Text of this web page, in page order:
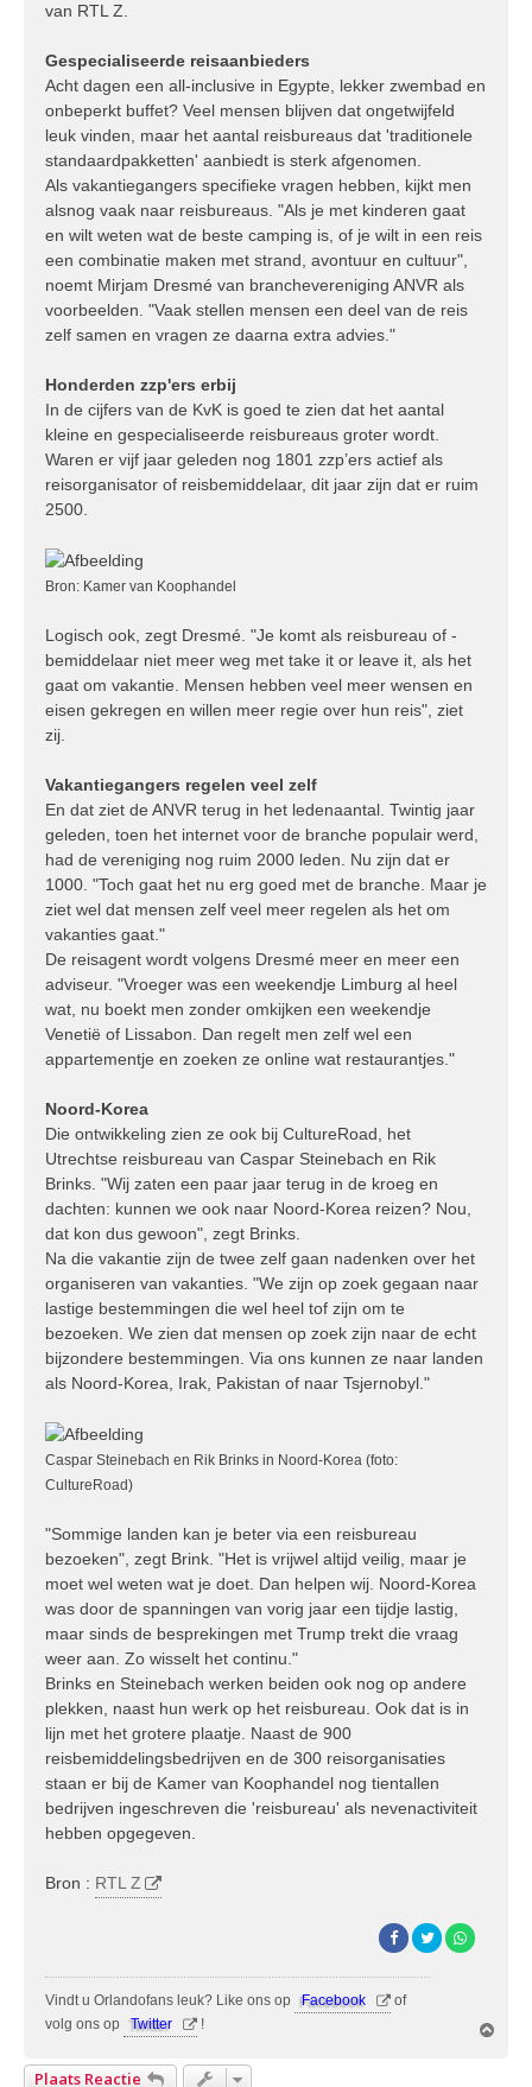
van RTL Z.
Gespecialiseerde reisaanbieders
Acht dagen een all-inclusive in Egypte, lekker zwembad en
onbeperkt buffet? Veel mensen blijven dat ongetwijfeld
leuk vinden, maar het aantal reisbureaus dat 'traditionele
standaardpakketten' aanbiedt is sterk afgenomen.
Als vakantiegangers specifieke vragen hebben, kijkt men
alsnog vaak naar reisbureaus. "Als je met kinderen gaat
en wilt weten wat de beste camping is, of je wilt in een reis
een combinatie maken met strand, avontuur en cultuur",
noemt Mirjam Dresmé van branchevereniging ANVR als
voorbeelden. "Vaak stellen mensen een deel van de reis
zelf samen en vragen ze daarna extra advies."
Honderden zzp'ers erbij
In de cijfers van de KvK is goed te zien dat het aantal
kleine en gespecialiseerde reisbureaus groter wordt.
Waren er vijf jaar geleden nog 1801 zzp’ers actief als
reisorganisator of reisbemiddelaar, dit jaar zijn dat er ruim
2500.
Bron: Kamer van Koophandel
Logisch ook, zegt Dresmé. "Je komt als reisbureau of -
bemiddelaar niet meer weg met take it or leave it, als het
gaat om vakantie. Mensen hebben veel meer wensen en
eisen gekregen en willen meer regie over hun reis", ziet
zij.
Vakantiegangers regelen veel zelf
En dat ziet de ANVR terug in het ledenaantal. Twintig jaar
geleden, toen het internet voor de branche populair werd,
had de vereniging nog ruim 2000 leden. Nu zijn dat er
1000. "Toch gaat het nu erg goed met de branche. Maar je
ziet wel dat mensen zelf veel meer regelen als het om
vakanties gaat."
De reisagent wordt volgens Dresmé meer en meer een
adviseur. "Vroeger was een weekendje Limburg al heel
wat, nu boekt men zonder omkijken een weekendje
Venetië of Lissabon. Dan regelt men zelf wel een
appartementje en zoeken ze online wat restaurantjes."
Noord-Korea
Die ontwikkeling zien ze ook bij CultureRoad, het
Utrechtse reisbureau van Caspar Steinebach en Rik
Brinks. "Wij zaten een paar jaar terug in de kroeg en
dachten: kunnen we ook naar Noord-Korea reizen? Nou,
dat kon dus gewoon", zegt Brinks.
Na die vakantie zijn de twee zelf gaan nadenken over het
organiseren van vakanties. "We zijn op zoek gegaan naar
lastige bestemmingen die wel heel tof zijn om te
bezoeken. We zien dat mensen op zoek zijn naar de echt
bijzondere bestemmingen. Via ons kunnen ze naar landen
als Noord-Korea, Irak, Pakistan of naar Tsjernobyl."
Caspar Steinebach en Rik Brinks in Noord-Korea (foto:
CultureRoad)
"Sommige landen kan je beter via een reisbureau
bezoeken", zegt Brink. "Het is vrijwel altijd veilig, maar je
moet wel weten wat je doet. Dan helpen wij. Noord-Korea
was door de spanningen van vorig jaar een tijdje lastig,
maar sinds de besprekingen met Trump trekt die vraag
weer aan. Zo wisselt het continu."
Brinks en Steinebach werken beiden ook nog op andere
plekken, naast hun werk op het reisbureau. Ook dat is in
lijn met het grotere plaatje. Naast de 900
reisbemiddelingsbedrijven en de 300 reisorganisaties
staan er bij de Kamer van Koophandel nog tientallen
bedrijven ingeschreven die 'reisbureau' als nevenactiviteit
hebben opgegeven.
Bron : RTL Z
Vindt u Orlandofans leuk? Like ons op Facebook
of
volg ons op
Twitter !
Plaats Reactie